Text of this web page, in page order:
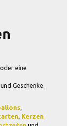
eine
Geschenke.
,
, Kerzen